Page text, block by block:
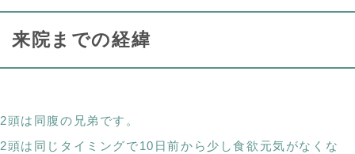
来院までの経緯
2頭は同腹の兄弟です。
2頭は同じタイミングで10日前から少し食欲元気がなくな